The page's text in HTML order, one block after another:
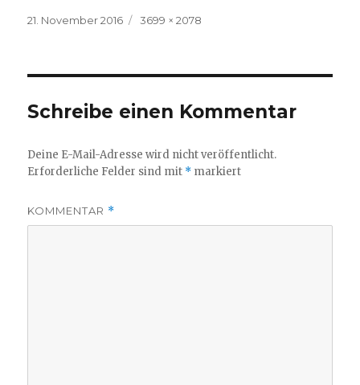
Veröffentlicht
21. November 2016
Volle
3699 × 2078
Schreibe einen Kommentar
Deine E-Mail-Adresse wird nicht veröffentlicht.
Erforderliche Felder sind mit * markiert
KOMMENTAR *